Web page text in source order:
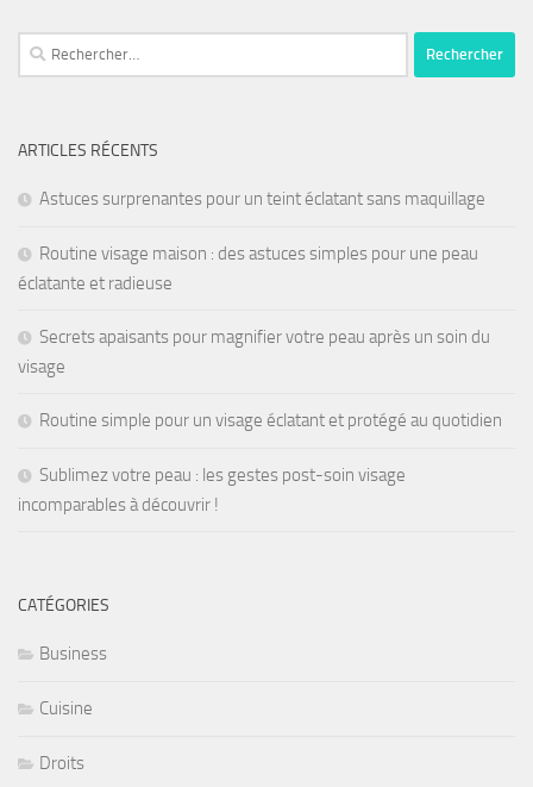
ARTICLES RÉCENTS
Astuces surprenantes pour un teint éclatant sans maquillage
Routine visage maison : des astuces simples pour une peau
éclatante et radieuse
Secrets apaisants pour magnifier votre peau après un soin du
visage
Routine simple pour un visage éclatant et protégé au quotidien
Sublimez votre peau : les gestes post-soin visage
incomparables à découvrir !
CATÉGORIES
Business
Cuisine
Droits